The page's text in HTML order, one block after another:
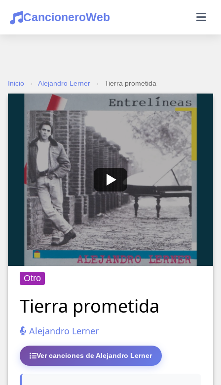
CancioneroWeb
Inicio › Alejandro Lerner › Tierra prometida
Otro
Tierra prometida
Alejandro Lerner
Ver canciones de Alejandro Lerner